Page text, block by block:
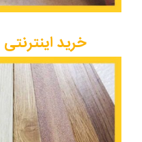
خرید اینترنتی